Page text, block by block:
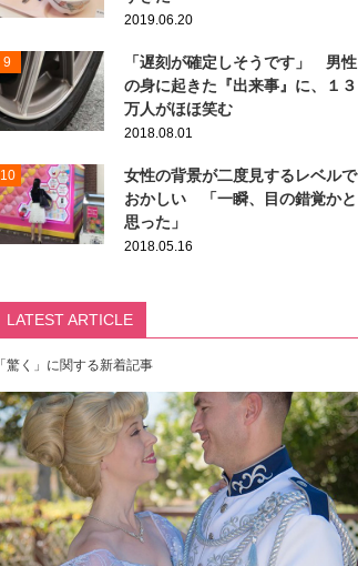
2019.06.20
9
「遅刻が確定しそうです」 男性
の身に起きた『出来事』に、１３
万人がほほ笑む
2018.08.01
10
女性の背景が二度見するレベルで
おかしい 「一瞬、目の錯覚かと
思った」
2018.05.16
LATEST ARTICLE
「驚く」に関する新着記事